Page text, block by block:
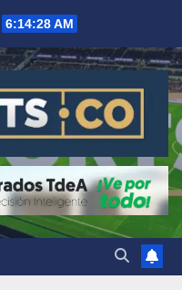
6:14:29 AM